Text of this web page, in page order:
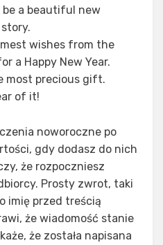
be a beautiful new
wishes from the
a Happy New Year.
most precious gift.
of it!
noworoczne po
gdy dodasz do nich
że rozpoczniesz
Prosty zwrot, taki
imię przed treścią
że wiadomość stanie
że została napisana